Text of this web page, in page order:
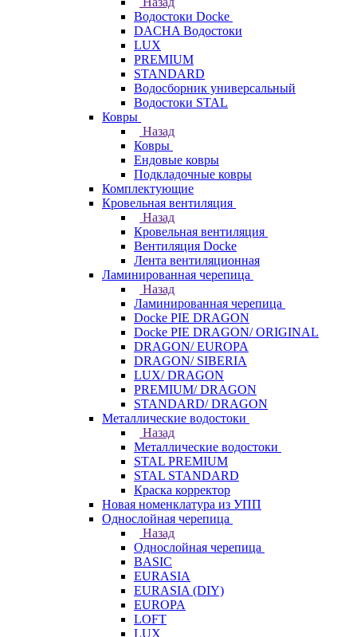
Водостоки Docke
DACHA Водостоки
LUX
PREMIUM
STANDARD
Водосборник универсальный
Водостоки STAL
Ковры
Назад
Ковры
Ендовые ковры
Подкладочные ковры
Комплектующие
Кровельная вентиляция
Назад
Кровельная вентиляция
Вентиляция Docke
Лента вентиляционная
Ламинированная черепица
Назад
Ламинированная черепица
Docke PIE DRAGON
Docke PIE DRAGON/ ORIGINAL
DRAGON/ EUROPA
DRAGON/ SIBERIA
LUX/ DRAGON
PREMIUM/ DRAGON
STANDARD/ DRAGON
Металлические водостоки
Назад
Металлические водостоки
STAL PREMIUM
STAL STANDARD
Краска корректор
Новая номенклатура из УПП
Однослойная черепица
Назад
Однослойная черепица
BASIC
EURASIA
EURASIA (DIY)
EUROPA
LOFT
LUX